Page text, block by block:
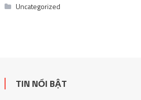
Uncategorized
TIN NỔI BẬT